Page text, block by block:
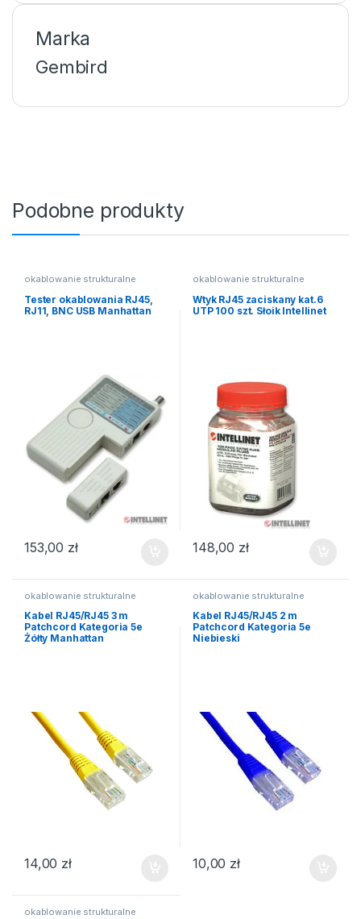
Marka
Gembird
Podobne produkty
okablowanie strukturalne
Tester okablowania RJ45,
RJ11, BNC USB Manhattan
153,00 zł
okablowanie strukturalne
Wtyk RJ45 zaciskany kat.6
UTP 100 szt. Słoik Intellinet
148,00 zł
okablowanie strukturalne
Kabel RJ45/RJ45 3 m
Patchcord Kategoria 5e
Żółty Manhattan
14,00 zł
okablowanie strukturalne
Kabel RJ45/RJ45 2 m
Patchcord Kategoria 5e
Niebieski
10,00 zł
okablowanie strukturalne